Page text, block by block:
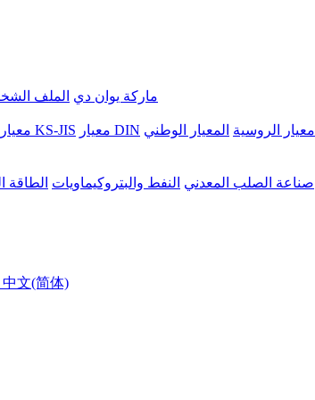
ماركة يوان دي الملف
معيار KS-JIS معيار DIN معيار الروسية المعيار الوطني
صناعة الصلب المعدني النفط والبتروكيماويات الطاقة
中文(简体)